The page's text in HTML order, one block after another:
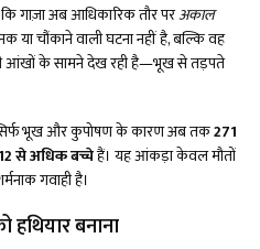
गाज़ा अब आधिकारिक तौर परअकाल
या चौंकाने वाली घटना नहीं है, बल्कि वह
आंखों के सामने देख रही है—भूख से तड़पते
में सिर्फ भूख और कुपोषण के कारण अब तक271
से अधिक बच्चेहैं। यह आंकड़ा केवल मौतों
गवाही है।
बनाना